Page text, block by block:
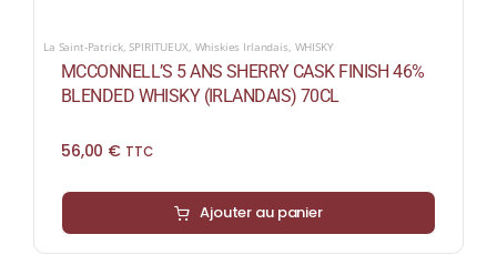
La Saint-Patrick,SPIRITUEUX, Whiskies Irlandais, WHISKY
MCCONNELL’S 5 ANS SHERRY CASK FINISH 46%
BLENDED WHISKY (IRLANDAIS) 70CL
56,00 € TTC
Ajouter au panier